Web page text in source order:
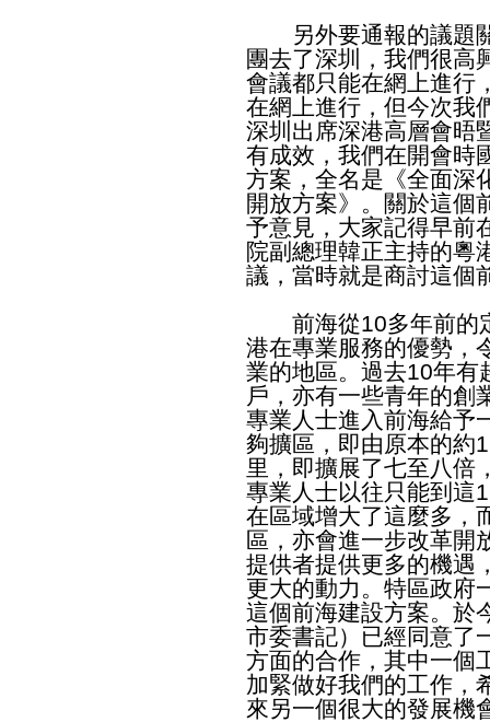
另外要通報的議題關
團去了深圳，我們很高
會議都只能在網上進行
在網上進行，但今次我
深圳出席深港高層會晤
有成效，我們在開會時
方案，全名是《全面深
開放方案》。關於這個
予意見，大家記得早前
院副總理韓正主持的粵
議，當時就是商討這個
前海從10多年前的
港在專業服務的優勢，
業的地區。過去10年有
戶，亦有一些青年的創
專業人士進入前海給予
夠擴區，即由原本的約
里，即擴展了七至八倍
專業人士以往只能到這
在區域增大了這麼多，
區，亦會進一步改革開
提供者提供更多的機遇
更大的動力。特區政府
這個前海建設方案。於
市委書記）已經同意了
方面的合作，其中一個
加緊做好我們的工作，
來另一個很大的發展機